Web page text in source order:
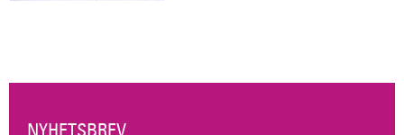
NYHETSBREV